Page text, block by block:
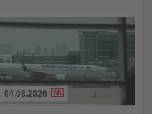
04.08.2026